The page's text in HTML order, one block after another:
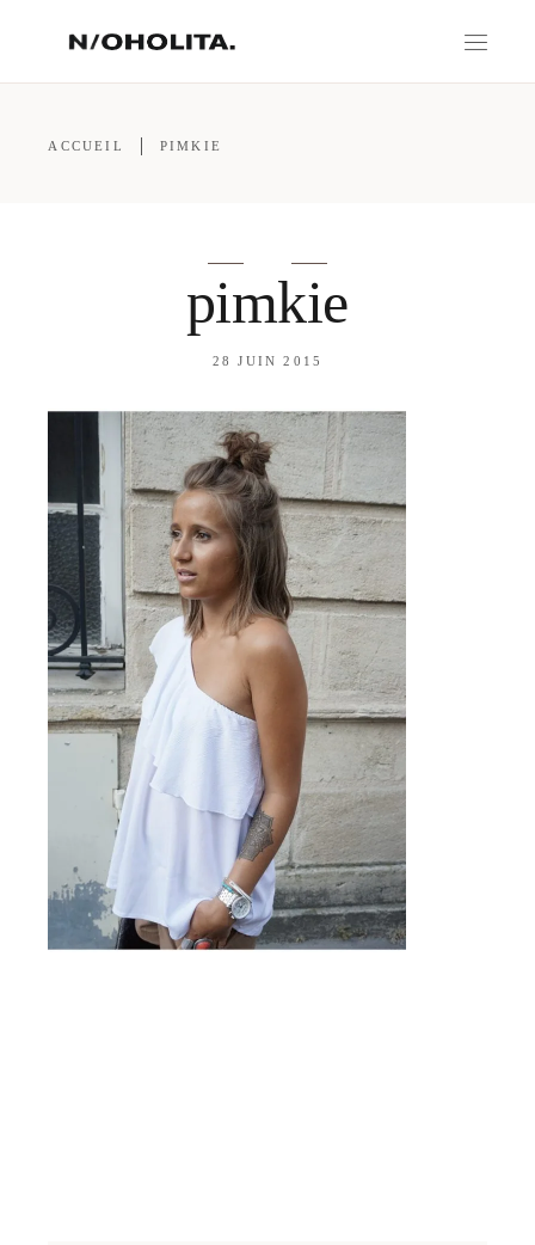
ACCUEIL PIMKIE
pimkie
28 JUIN 2015